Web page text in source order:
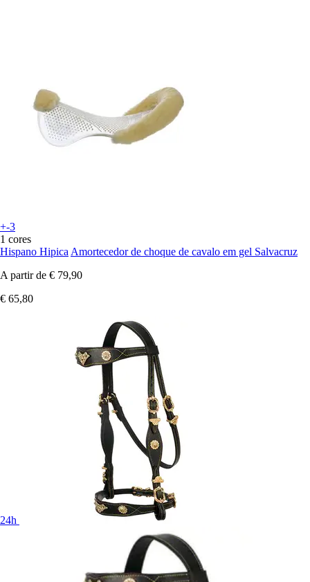
+-3
1 cores
Hispano Hipica Amortecedor de choque de cavalo em gel Salvacruz
A partir de € 79,90
€ 65,80
24h